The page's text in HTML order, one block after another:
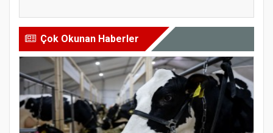
Çok Okunan Haberler